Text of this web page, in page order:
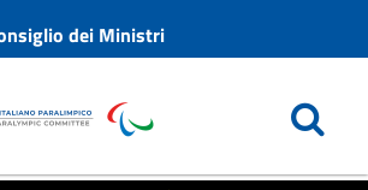
dei Ministri